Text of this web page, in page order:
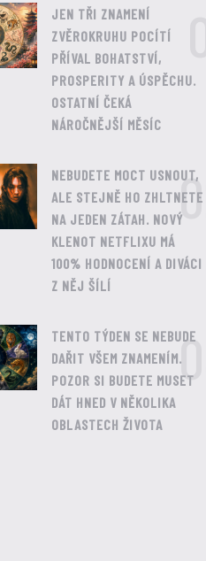
JEN TŘI ZNAMENÍ
ZVĚROKRUHU POCÍTÍ
PŘÍVAL BOHATSTVÍ,
PROSPERITY A ÚSPĚCHU.
OSTATNÍ ČEKÁ
NÁROČNĚJŠÍ MĚSÍC
NEBUDETE MOCT USNOUT,
ALE STEJNĚ HO ZHLTNETE
NA JEDEN ZÁTAH. NOVÝ
KLENOT NETFLIXU MÁ
100% HODNOCENÍ A DIVÁCI
Z NĚJ ŠÍLÍ
02
TENTO TÝDEN SE NEBUDE
DAŘIT VŠEM ZNAMENÍM.
POZOR SI BUDETE MUSET
DÁT HNED V NĚKOLIKA
OBLASTECH ŽIVOTA
03